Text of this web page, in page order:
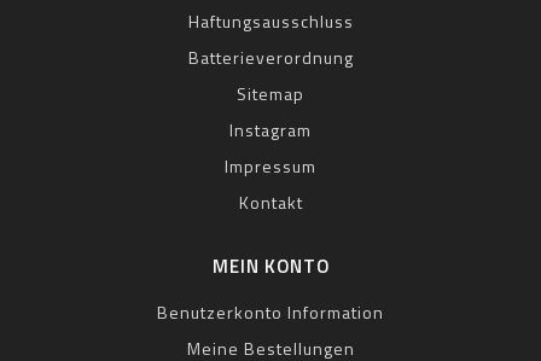
Haftungsausschluss
Batterieverordnung
Sitemap
Instagram
Impressum
Kontakt
MEIN KONTO
Benutzerkonto Information
Meine Bestellungen